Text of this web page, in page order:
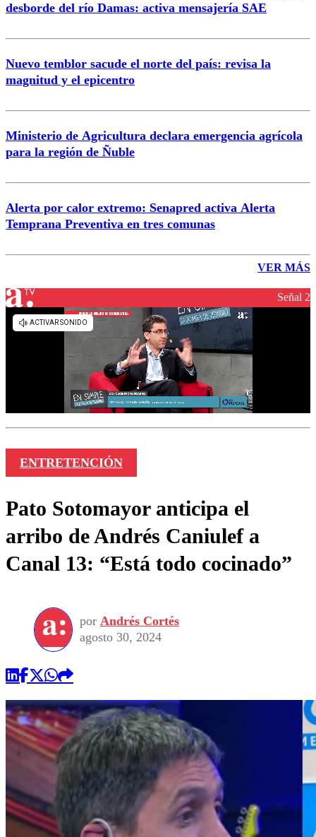
desborde del río Damas: activa mensajería SAE
Nuevo temblor sacude el norte del país: revisa la
magnitud y el epicentro
Ministerio de Agricultura declara emergencia agrícola
para la región de Ñuble
Alerta por calor extremo: Senapred activa Alerta
Temprana Preventiva en tres comunas
VER MÁS
Señal 2
ENTRETENCIÓN
Pato Sotomayor anticipa el
arribo de Andrés Caniulef a
Canal 13: “Está todo cocinado”
por Andrés Cortés
agosto 30, 2024